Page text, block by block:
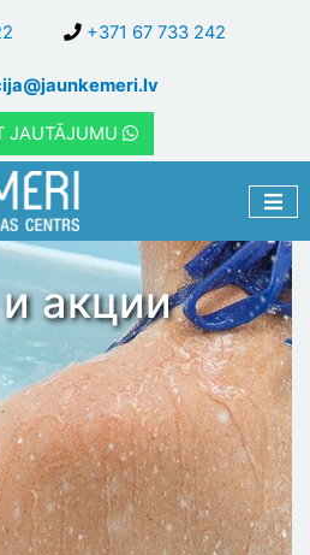
основному
содержанию
+371 67 733 242
JAUTĀJUMU
акции